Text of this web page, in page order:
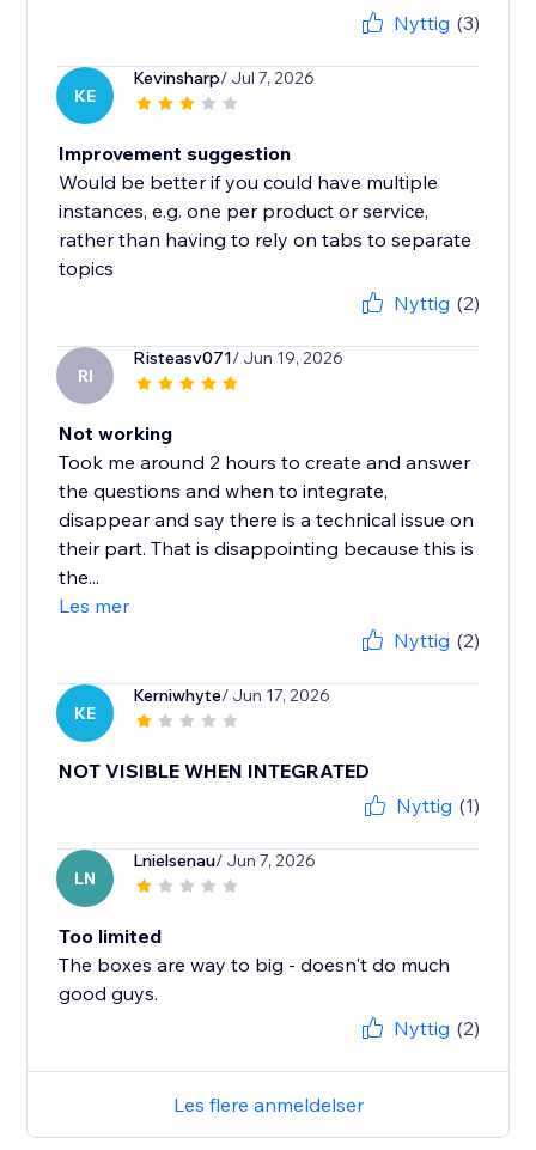
Nyttig (3)
KE
Kevinsharp/ Jul 7, 2026
Improvement suggestion
Would be better if you could have multiple
instances, e.g. one per product or service,
rather than having to rely on tabs to separate
topics
Nyttig (2)
RI
Risteasv071/ Jun 19, 2026
Not working
Took me around 2 hours to create and answer
the questions and when to integrate,
disappear and say there is a technical issue on
their part. That is disappointing because this is
the...
Les mer
Nyttig (2)
KE
Kerniwhyte/ Jun 17, 2026
NOT VISIBLE WHEN INTEGRATED
Nyttig (1)
LN
Lnielsenau/ Jun 7, 2026
Too limited
The boxes are way to big - doesn't do much
good guys.
Nyttig (2)
Les flere anmeldelser